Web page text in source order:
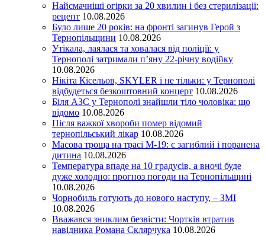
Найсмачніші огірки за 20 хвилин і без стерилізації:
рецепт 10.08.2026
Було лише 20 років: на фронті загинув Герой з
Тернопільщини 10.08.2026
Утікала, лаялася та ховалася від поліції: у
Тернополі затримали п’яну 22-річну водійку
10.08.2026
Нікіта Кісельов, SKYLER і не тільки: у Тернополі
відбудеться безкоштовний концерт 10.08.2026
Біля АЗС у Тернополі знайшли тіло чоловіка: що
відомо 10.08.2026
Після важкої хвороби помер відомий
тернопільський лікар 10.08.2026
Масова троща на трасі М-19: є загиблий і поранена
дитина 10.08.2026
Температура впаде на 10 градусів, а вночі буде
дуже холодно: прогноз погоди на Тернопільщині
10.08.2026
Чорнобиль готують до нового наступу, – ЗМІ
10.08.2026
Вважався зниклим безвісти: Чортків втратив
навідника Романа Склярчука 10.08.2026